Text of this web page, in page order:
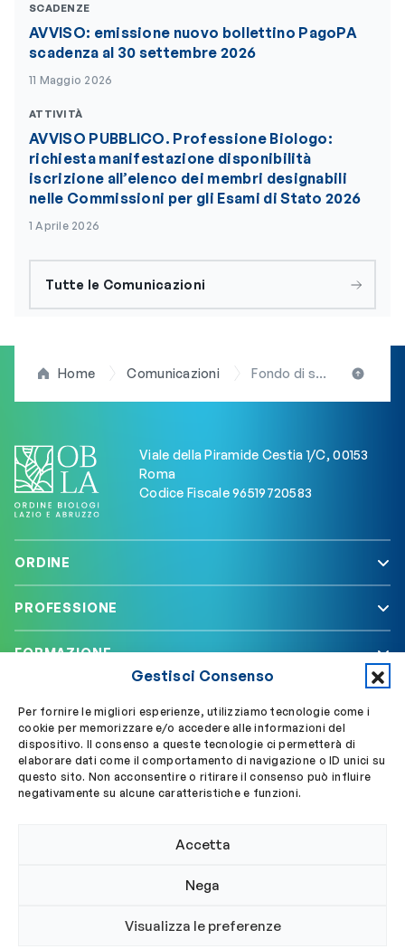
Gestisci Consenso
Per fornire le migliori esperienze, utilizziamo tecnologie come i
cookie per memorizzare e/o accedere alle informazioni del
dispositivo. Il consenso a queste tecnologie ci permetterà di
elaborare dati come il comportamento di navigazione o ID unici su
questo sito. Non acconsentire o ritirare il consenso può influire
negativamente su alcune caratteristiche e funzioni.
Accetta
Nega
Visualizza le preferenze
SCADENZE
AVVISO: emissione nuovo bollettino PagoPA
scadenza al 30 settembre 2026
11 Maggio 2026
ATTIVITÀ
AVVISO PUBBLICO. Professione Biologo:
richiesta manifestazione disponibilità
iscrizione all’elenco dei membri designabili
nelle Commissioni per gli Esami di Stato 2026
1 Aprile 2026
Tutte le Comunicazioni
Home Comunicazioni Fondo di solidarietà e sconti per over 65 e neoiscritti: il Consiglio dell’OBLA approva le nuove quote
Viale della Piramide Cestia 1/C, 00153
Roma
Codice Fiscale 96519720583
ORDINE
PROFESSIONE
FORMAZIONE
Segui OBLA su Accedi a My OBLA
Cookie policy